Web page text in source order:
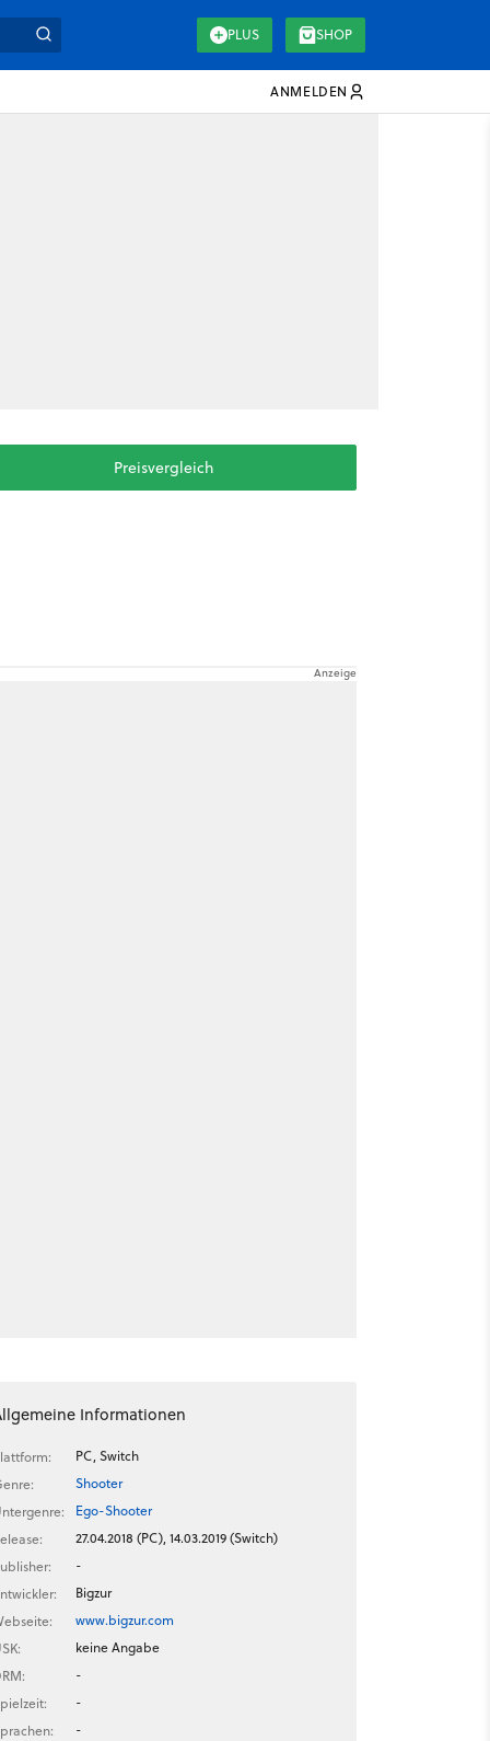
PLUS SHOP
ANMELDEN
Preisvergleich
Informationen
PC, Switch
Shooter
Ego-Shooter
27.04.2018 (PC), 14.03.2019 (Switch)
-
Bigzur
www.bigzur.com
keine Angabe
-
-
-